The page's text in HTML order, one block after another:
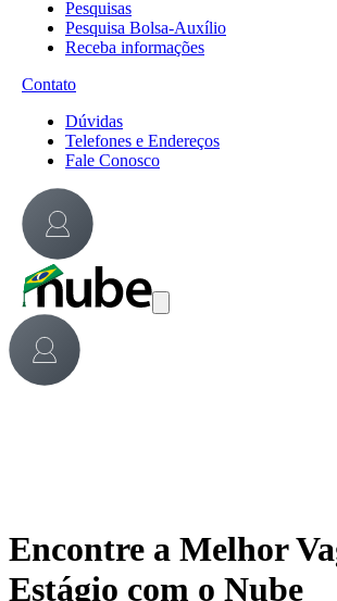
Pesquisas
Pesquisa Bolsa-Auxílio
Receba informações
Contato
Dúvidas
Telefones e Endereços
Fale Conosco
Encontre a Melhor
Estágio com o Nube